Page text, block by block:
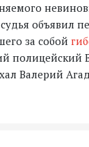
объявил
за собой
полицейский
Валерий